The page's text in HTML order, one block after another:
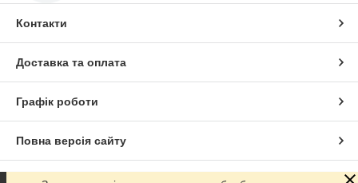
Контакти
Доставка та оплата
Графік роботи
Повна версія сайту
Сайт створено на маркетплейсі Prom.ua